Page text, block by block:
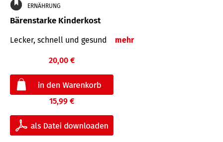
ERNÄHRUNG
Bärenstarke Kinderkost
Lecker, schnell und gesund mehr
20,00 €
15,99 €